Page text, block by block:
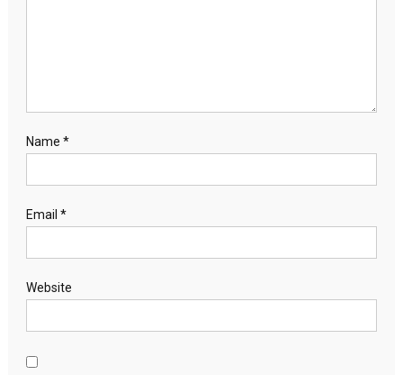
Name *
Email *
Website